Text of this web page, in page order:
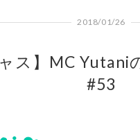
2018/01/26
ャス】MC
#53